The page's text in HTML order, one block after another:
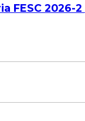
FESC 2026-